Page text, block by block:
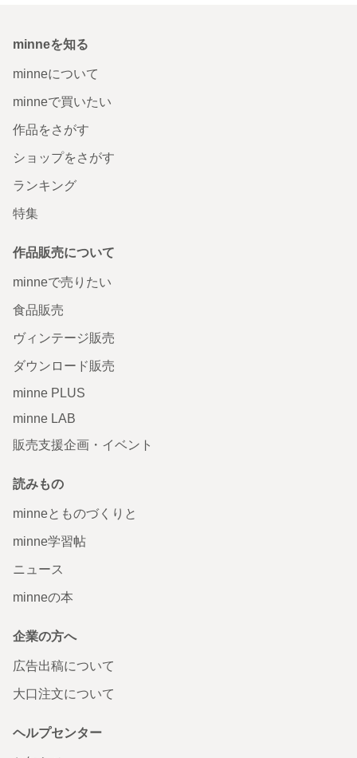
minneを知る
minneについて
minneで買いたい
作品をさがす
ショップをさがす
ランキング
特集
作品販売について
minneで売りたい
食品販売
ヴィンテージ販売
ダウンロード販売
minne PLUS
minne LAB
販売支援企画・イベント
読みもの
minneとものづくりと
minne学習帖
ニュース
minneの本
企業の方へ
広告出稿について
大口注文について
ヘルプセンター